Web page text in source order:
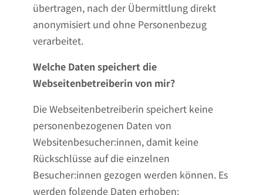
übertragen, nach der Übermittlung direkt
anonymisiert und ohne Personenbezug
verarbeitet.
Welche Daten speichert die
Webseitenbetreiberin von mir?
Die Webseitenbetreiberin speichert keine
personenbezogenen Daten von
Websitenbesucher:innen, damit keine
Rückschlüsse auf die einzelnen
Besucher:innen gezogen werden können. Es
werden folgende Daten erhoben: